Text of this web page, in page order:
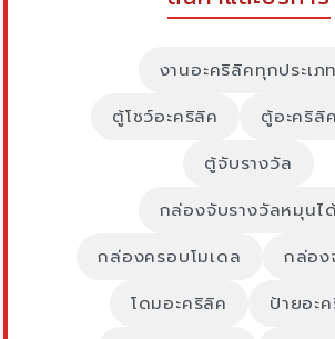
งานอะคริลิคทุกประเภท
ตู้โชว์อะคริลิค
ตู้อะคริลิ
ตู้จับรางวัล
กล่องจับรางวัลหมุนไ
กล่องครอบโมเดล
กล่อง
โดมอะคริลิค
ป้ายอะ